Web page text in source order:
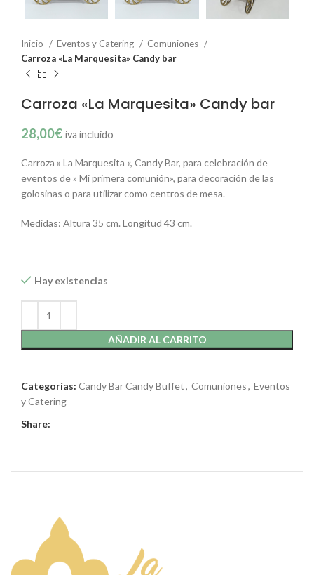
Inicio Eventos y Catering
Comuniones
Carroza «La Marquesita» Candy bar
Carroza «La Marquesita» Candy bar
28,00€ iva incluido
Carroza » La Marquesita «, Candy Bar, para celebración de
eventos de » Mi primera comunión», para decoración de las
golosinas o para utilizar como centros de mesa.
Medidas: Altura 35 cm. Longitud 43 cm.
Hay existencias
AÑADIR AL CARRITO
Categorías: Candy Bar Candy Buffet, Comuniones, Eventos
y Catering
Share: